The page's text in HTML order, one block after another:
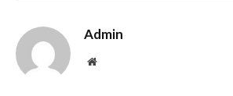
Admin
Website